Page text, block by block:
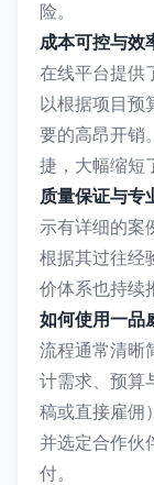
险。
成本可控与效
在线平台提供
以根据项目预
要的高昂开销
捷，大幅缩短
质量保证与专
示有详细的案
根据其过往经
价体系也持续
如何使用一品
流程通常清晰
计需求、预算
稿或直接雇佣
并选定合作伙
付。